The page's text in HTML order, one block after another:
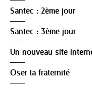
Santec : 2ème jour
Santec : 3ème jour
Un nouveau site
Oser la fraternité